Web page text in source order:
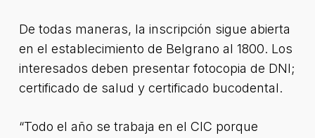
De todas maneras, la inscripción sigue abierta
en el establecimiento de Belgrano al 1800. Los
interesados deben presentar fotocopia de DNI;
certificado de salud y certificado bucodental.
“Todo el año se trabaja en el CIC porque